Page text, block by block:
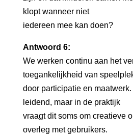
klopt wanneer niet
iedereen mee kan doen?
Antwoord 6:
We werken continu aan het
toegankelijkheid van
door participatie en
leidend, maar in de praktijk
vraagt dit soms om creatieve
overleg met gebruikers.